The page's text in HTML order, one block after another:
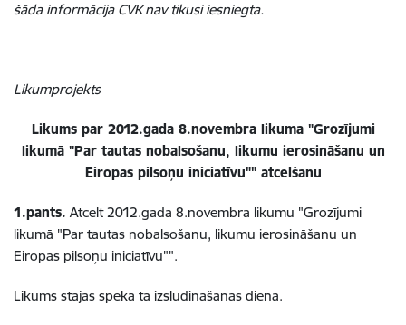
šāda informācija CVK nav tikusi iesniegta.
Likumprojekts
Likums par 2012.gada 8.novembra likuma "Grozījumi
likumā "Par tautas nobalsošanu, likumu ierosināšanu un
Eiropas pilsoņu iniciatīvu"" atcelšanu
1.pants. Atcelt 2012.gada 8.novembra likumu "Grozījumi
likumā "Par tautas nobalsošanu, likumu ierosināšanu un
Eiropas pilsoņu iniciatīvu"".
Likums stājas spēkā tā izsludināšanas dienā.